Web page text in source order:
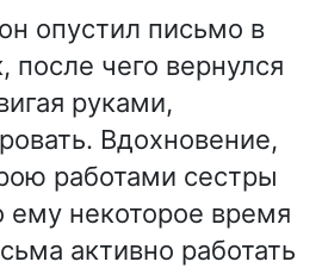
опустил письмо в
после чего вернулся
руками,
Вдохновение,
работами сестры
некоторое время
активно работать